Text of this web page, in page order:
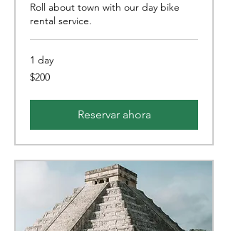
Roll about town with our day bike
rental service.
1 day
200
pesos
$200
Reservar ahora